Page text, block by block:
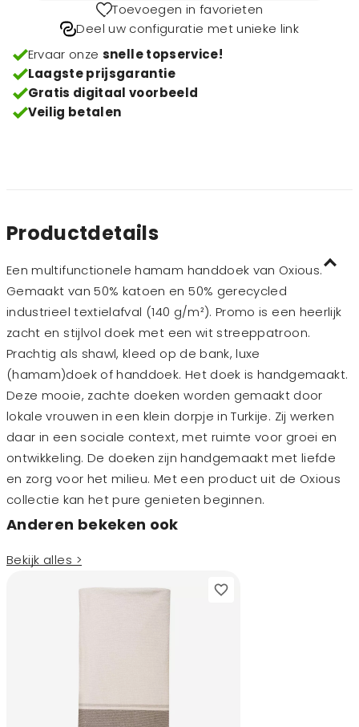
Toevoegen in favorieten
Deel uw configuratie met unieke link
Ervaar onze snelle topservice!
Laagste prijsgarantie
Gratis digitaal voorbeeld
Veilig betalen
Productdetails
Een multifunctionele hamam handdoek van Oxious.
Gemaakt van 50% katoen en 50% gerecycled
industrieel textielafval (140 g/m²). Promo is een heerlijk
zacht en stijlvol doek met een wit streeppatroon.
Prachtig als shawl, kleed op de bank, luxe
(hamam)doek of handdoek. Het doek is handgemaakt.
Deze mooie, zachte doeken worden gemaakt door
lokale vrouwen in een klein dorpje in Turkije. Zij werken
daar in een sociale context, met ruimte voor groei en
ontwikkeling. De doeken zijn handgemaakt met liefde
en zorg voor het milieu. Met een product uit de Oxious
collectie kan het pure genieten beginnen.
Anderen bekeken ook
Bekijk alles >